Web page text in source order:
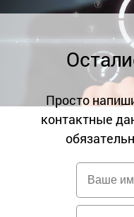
Просто
контактные